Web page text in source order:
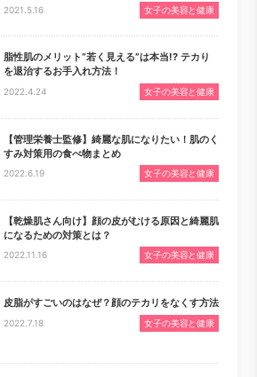
2021.5.16 女子の美容と健康
脂性肌のメリット“若く見える”は本当!? テカり
を退治するお手入れ方法！
2022.4.24 女子の美容と健康
【管理栄養士監修】綺麗な肌になりたい！肌のく
すみ対策用の食べ物まとめ
2022.6.19 女子の美容と健康
【乾燥肌さん向け】顔の皮がむける原因と綺麗肌
になるための対策とは？
2022.11.16 女子の美容と健康
皮脂がすごいのはなぜ？顔のテカリをなくす方法
2022.7.18 女子の美容と健康